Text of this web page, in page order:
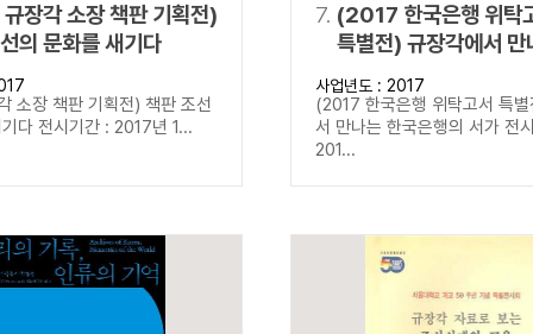
장각 소장 책판 기획전)
의 문화를 새기다
소장 책판 기획전) 책판 조선
다 전시기간 : 2017년 1...
7. (2017 한국은행 위탁
특별전) 규장각에서 만
한국은행의 서가
사업년도 : 2017
(2017 한국은행 위탁고서 특
서 만나는 한국은행의 서가 전
201...